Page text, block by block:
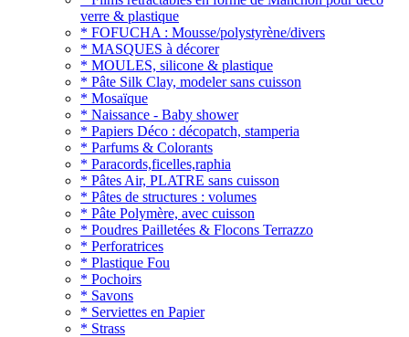
verre & plastique
* FOFUCHA : Mousse/polystyrène/divers
* MASQUES à décorer
* MOULES, silicone & plastique
* Pâte Silk Clay, modeler sans cuisson
* Mosaïque
* Naissance - Baby shower
* Papiers Déco : décopatch, stamperia
* Parfums & Colorants
* Paracords,ficelles,raphia
* Pâtes Air, PLATRE sans cuisson
* Pâtes de structures : volumes
* Pâte Polymère, avec cuisson
* Poudres Pailletées & Flocons Terrazzo
* Perforatrices
* Plastique Fou
* Pochoirs
* Savons
* Serviettes en Papier
* Strass